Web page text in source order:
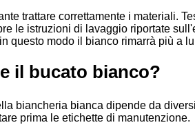
trattare correttamente i materiali.
le istruzioni di lavaggio riportate
questo modo il bianco rimarrà più a
il bucato bianco?
biancheria bianca dipende da
prima le etichette di manutenzione.